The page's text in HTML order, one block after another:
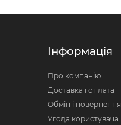
Інформація
Про компанію
Доставка і оплата
Обмін і повернення
Угода користувача